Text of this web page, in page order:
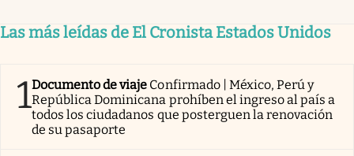
Las más leídas de El Cronista Estados Unidos
1Documento de viaje Confirmado | México, Perú y
República Dominicana prohíben el ingreso al país a
todos los ciudadanos que posterguen la renovación
de su pasaporte